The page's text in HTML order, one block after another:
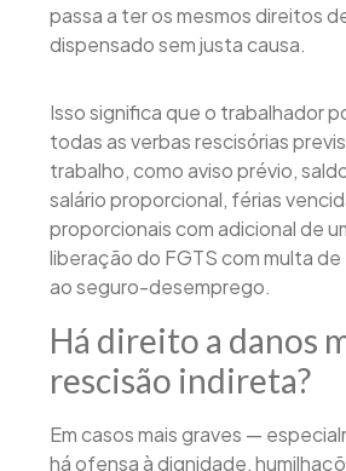
passa a ter os mesmos direitos
dispensado sem justa causa.
Isso significa que o trabalhador
todas as verbas rescisórias
trabalho, como aviso prévio,
salário proporcional, férias
proporcionais com adicional de
liberação do FGTS com multa
ao seguro-desemprego.
Há direito a danos
rescisão indireta?
Em casos mais graves —
há ofensa à dignidade,